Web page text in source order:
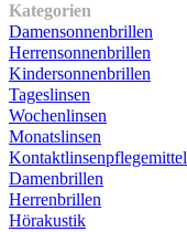
Kategorien
Damensonnenbrillen
Herrensonnenbrillen
Kindersonnenbrillen
Tageslinsen
Wochenlinsen
Monatslinsen
Kontaktlinsenpflegemittel
Damenbrillen
Herrenbrillen
Hörakustik